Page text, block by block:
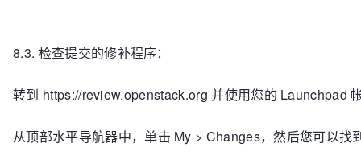
8.3. 检查提交的修补程序：
转到 https://review.openstack.org 并使用您的 Launchpad
从顶部水平导航器中，单击 My > Changes，然后您可以找